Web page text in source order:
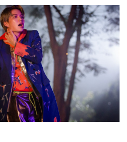
นำของเมืองไทยที่จะมาสร้าง
หลาดสัญชาติไทยอย่าง Leio ไลโอ
ทีเซอร์โปสเตอร์ ออกมาให้ได้ชม
าพยนตร์แอ็คชั่นผจญภัยแฟนตาซี